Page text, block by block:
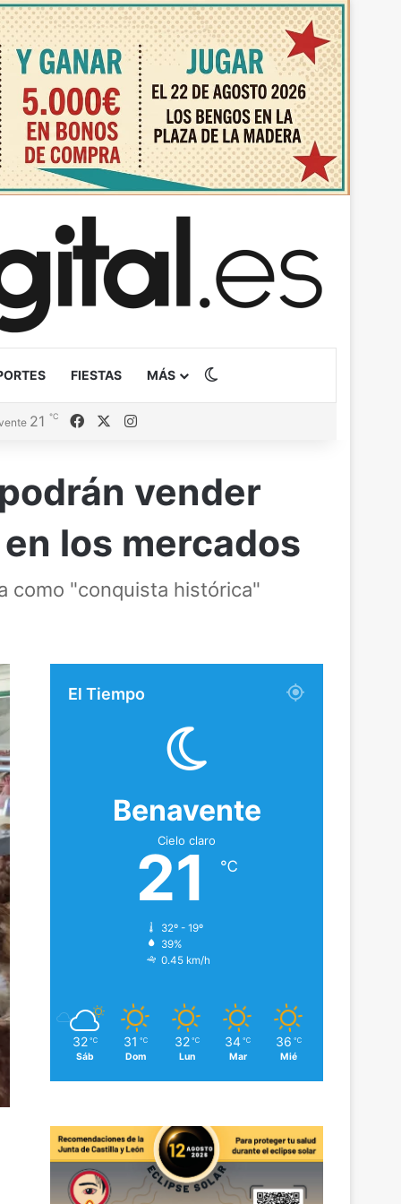
FIESTAS MÁS
21 ℃ FacebookInstagram
vender
los mercados
como "conquista histórica"
El Tiempo
Benavente
Cielo claro
21 ℃
32º - 19º
39%
0.45 km/h
32 ℃
Sáb
31 ℃
Dom
32 ℃
Lun
34 ℃
Mar
36 ℃
Mié